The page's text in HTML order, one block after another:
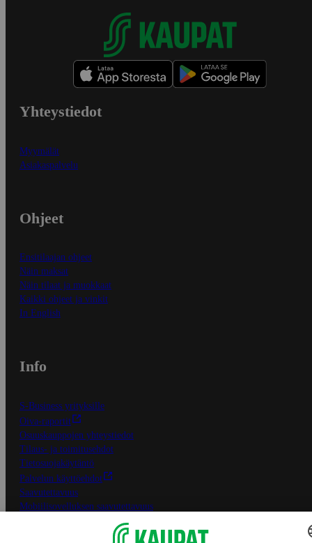
Yhteystiedot
Myymälät
Asiakaspalvelu
Ohjeet
Ensitilaajan ohjeet
Näin maksat
Näin tilaat ja muokkaat
Kaikki ohjeet ja vinkit
In English
Info
S-Business yrityksille
Oiva-raportit
Osuuskauppojen yhteystiedot
Tilaus- ja toimitusehdot
Tietosuojakäytäntö
Palvelun käyttöehdot
Saavutettavuus
Mobiilisovelluksen saavutettavuus